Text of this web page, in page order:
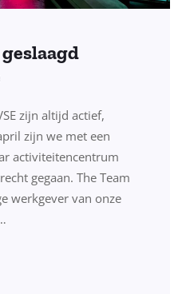
zijn altijd actief,
zijn we met een
activiteitencentrum
gegaan. The Team
werkgever van onze